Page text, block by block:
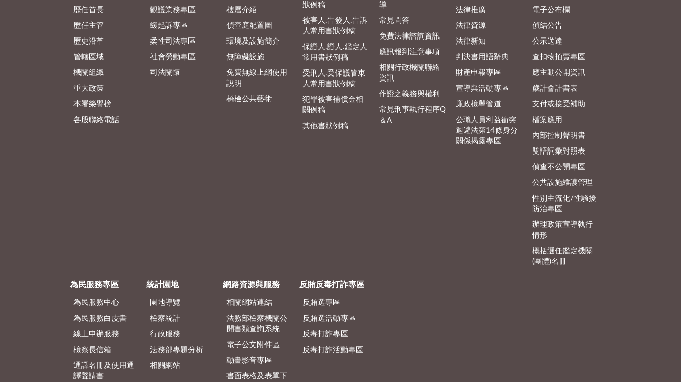
歷任首長
歷任主管
歷史沿革
管轄區域
機關組織
重大政策
本署榮譽榜
各股聯絡電話
觀護業務專區
緩起訴專區
柔性司法專區
社會勞動專區
司法關懷
樓層介紹
偵查庭配置圖
環境及設施簡介
無障礙設施
免費無線上網使用
說明
橋檢公共藝術
狀例稿
被害人.告發人.告訴
人常用書狀例稿
保證人.證人.鑑定人
常用書狀例稿
受刑人.受保護管束
人常用書狀例稿
犯罪被害補償金相
關例稿
其他書狀例稿
導
常見問答
免費法律諮詢資訊
應訊報到注意事項
相關行政機關聯絡
資訊
作證之義務與權利
常見刑事執行程序Q
＆A
法律推廣
法律資源
法律新知
判決書用語辭典
財產申報專區
宣導與活動專區
廉政檢舉管道
公職人員利益衝突
迴避法第14條身分
關係揭露專區
電子公布欄
偵結公告
公示送達
查扣物拍賣專區
應主動公開資訊
歲計會計書表
支付或接受補助
檔案應用
內部控制聲明書
雙語詞彙對照表
偵查不公開專區
公共設施維護管理
性別主流化/性騷擾
防治專區
辦理政策宣導執行
情形
概括選任鑑定機關
(團體)名冊
為民服務專區
為民服務中心
為民服務白皮書
線上申辦服務
檢察長信箱
通譯名冊及使用通
譯聲請書
統計園地
園地導覽
檢察統計
行政服務
法務部專題分析
相關網站
網路資源與服務
相關網站連結
法務部檢察機關公
開書類查詢系統
電子公文附件區
動畫影音專區
書面表格及表單下
反賄反毒打詐專區
反賄選專區
反賄選活動專區
反毒打詐專區
反毒打詐活動專區